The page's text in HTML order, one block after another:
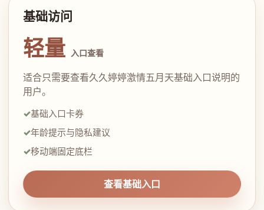
基础访问
轻量 入口查看
适合只需要查看久久婷婷激情五月天基础入口说明的
用户。
基础入口卡券
年龄提示与隐私建议
移动端固定底栏
查看基础入口